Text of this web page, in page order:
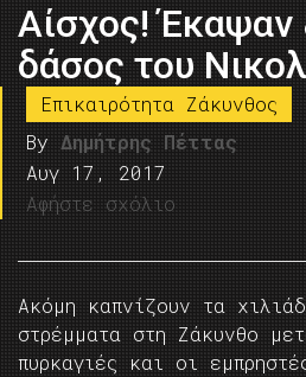
Αίσχος! Έκαψαν
δάσος του
Επικαιρότητα Ζάκυνθος
By Δημήτρης Πέττας
Αυγ 17, 2017
Αφήστε σχόλιο
Ακόμη καπνίζουν τα
στρέμματα στη Ζάκυνθο
πυρκαγιές και οι